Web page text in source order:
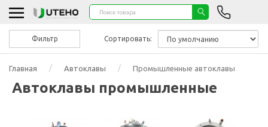
Главная Автоклавы Промышленные автоклавы
Автоклавы промышленные
Фильтр Сортировать: